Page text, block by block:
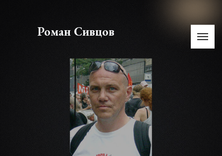
Роман Сивцов